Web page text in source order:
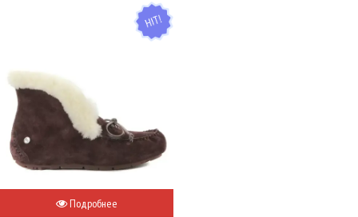
HIT
Подробнее